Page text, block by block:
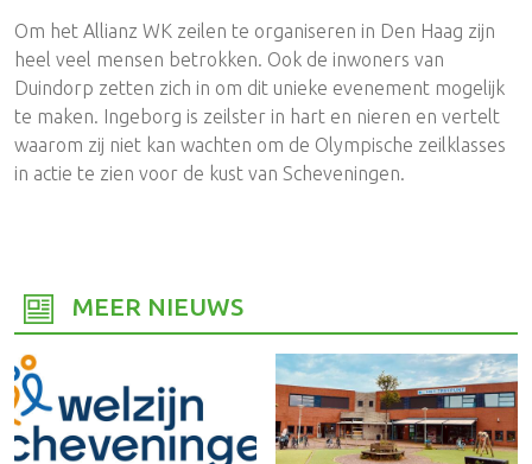
Om het Allianz WK zeilen te organiseren in Den Haag zijn
heel veel mensen betrokken. Ook de inwoners van
Duindorp zetten zich in om dit unieke evenement mogelijk
te maken. Ingeborg is zeilster in hart en nieren en vertelt
waarom zij niet kan wachten om de Olympische zeilklasses
in actie te zien voor de kust van Scheveningen.
MEER NIEUWS